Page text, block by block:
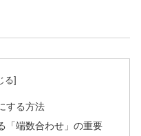
する方法
「端数合わせ」の重要